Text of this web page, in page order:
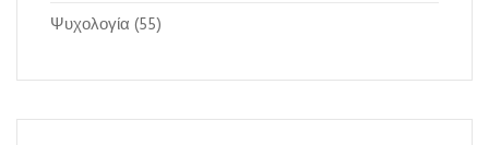
Ψυχολογία (55)